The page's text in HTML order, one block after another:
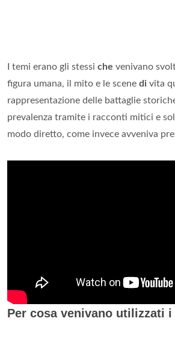
I temi erano gli stessi che venivano
figura umana, il mito e le scene di vita
rappresentazione delle battaglie
prevalenza tramite i racconti mitici e
modo diretto, come invece avveniva
Per cosa venivano utilizzati